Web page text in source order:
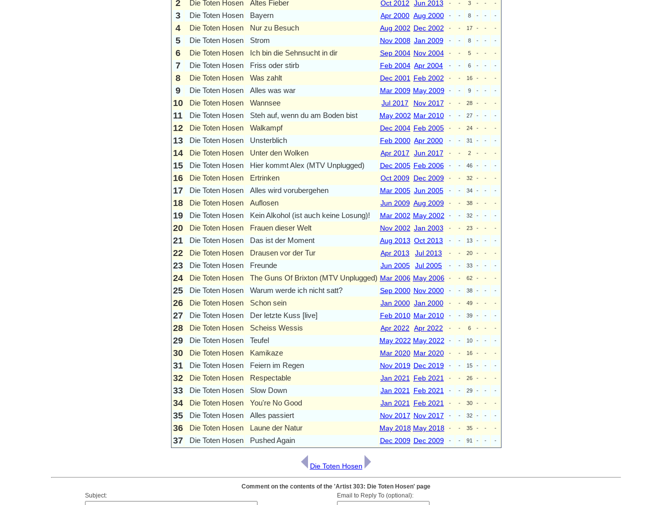
2 Die Toten Hosen Altes Fieber Oct 2012 Jun 2013 - - 3 - - -
3 Die Toten Hosen Bayern Apr 2000 Aug 2000 - - 8 - - -
4 Die Toten Hosen Nur zu Besuch Aug 2002 Dec 2002 - - 17 - - -
5 Die Toten Hosen Strom Nov 2008 Jan 2009 - - 8 - - -
6 Die Toten Hosen Ich bin die Sehnsucht in dir Sep 2004 Nov 2004 - - 5 - - -
7 Die Toten Hosen Friss oder stirb Feb 2004 Apr 2004 - - 6 - - -
8 Die Toten Hosen Was zahlt Dec 2001 Feb 2002 - - 16 - - -
9 Die Toten Hosen Alles was war Mar 2009 May 2009 - - 9 - - -
10 Die Toten Hosen Wannsee Jul 2017 Nov 2017 - - 28 - - -
11 Die Toten Hosen Steh auf, wenn du am Boden bist May 2002 Mar 2010 - - 27 - - -
12 Die Toten Hosen Walkampf Dec 2004 Feb 2005 - - 24 - - -
13 Die Toten Hosen Unsterblich Feb 2000 Apr 2000 - - 31 - - -
14 Die Toten Hosen Unter den Wolken Apr 2017 Jun 2017 - - 2 - - -
15 Die Toten Hosen Hier kommt Alex (MTV Unplugged) Dec 2005 Feb 2006 - - 46 - - -
16 Die Toten Hosen Ertrinken Oct 2009 Dec 2009 - - 32 - - -
17 Die Toten Hosen Alles wird vorubergehen Mar 2005 Jun 2005 - - 34 - - -
18 Die Toten Hosen Auflosen Jun 2009 Aug 2009 - - 38 - - -
19 Die Toten Hosen Kein Alkohol (ist auch keine Losung)! Mar 2002 May 2002 - - 32 - - -
20 Die Toten Hosen Frauen dieser Welt Nov 2002 Jan 2003 - - 23 - - -
21 Die Toten Hosen Das ist der Moment Aug 2013 Oct 2013 - - 13 - - -
22 Die Toten Hosen Drausen vor der Tur Apr 2013 Jul 2013 - - 20 - - -
23 Die Toten Hosen Freunde Jun 2005 Jul 2005 - - 33 - - -
24 Die Toten Hosen The Guns Of Brixton (MTV Unplugged) Mar 2006 May 2006 - - 62 - - -
25 Die Toten Hosen Warum werde ich nicht satt? Sep 2000 Nov 2000 - - 38 - - -
26 Die Toten Hosen Schon sein Jan 2000 Jan 2000 - - 49 - - -
27 Die Toten Hosen Der letzte Kuss [live] Feb 2010 Mar 2010 - - 39 - - -
28 Die Toten Hosen Scheiss Wessis Apr 2022 Apr 2022 - - 6 - - -
29 Die Toten Hosen Teufel May 2022 May 2022 - - 10 - - -
30 Die Toten Hosen Kamikaze Mar 2020 Mar 2020 - - 16 - - -
31 Die Toten Hosen Feiern im Regen Nov 2019 Dec 2019 - - 15 - - -
32 Die Toten Hosen Respectable Jan 2021 Feb 2021 - - 26 - - -
33 Die Toten Hosen Slow Down Jan 2021 Feb 2021 - - 29 - - -
34 Die Toten Hosen You're No Good Jan 2021 Feb 2021 - - 30 - - -
35 Die Toten Hosen Alles passiert Nov 2017 Nov 2017 - - 32 - - -
36 Die Toten Hosen Laune der Natur May 2018 May 2018 - - 35 - - -
37 Die Toten Hosen Pushed Again Dec 2009 Dec 2009 - - 91 - - -
Die Toten Hosen
Comment on the contents of the 'Artist 303: Die Toten Hosen' page
Subject:
Email to Reply To (optional):